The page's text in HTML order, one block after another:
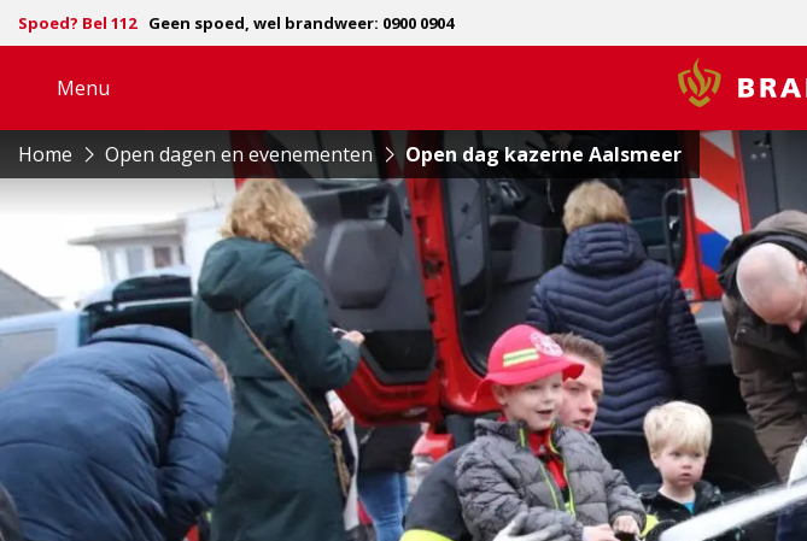
Spoed? Bel 112 Geen spoed, wel brandweer: 0900 0904
Menu
navigatie
Home Open dagen en evenementen Open dag kazerne Aalsmeer